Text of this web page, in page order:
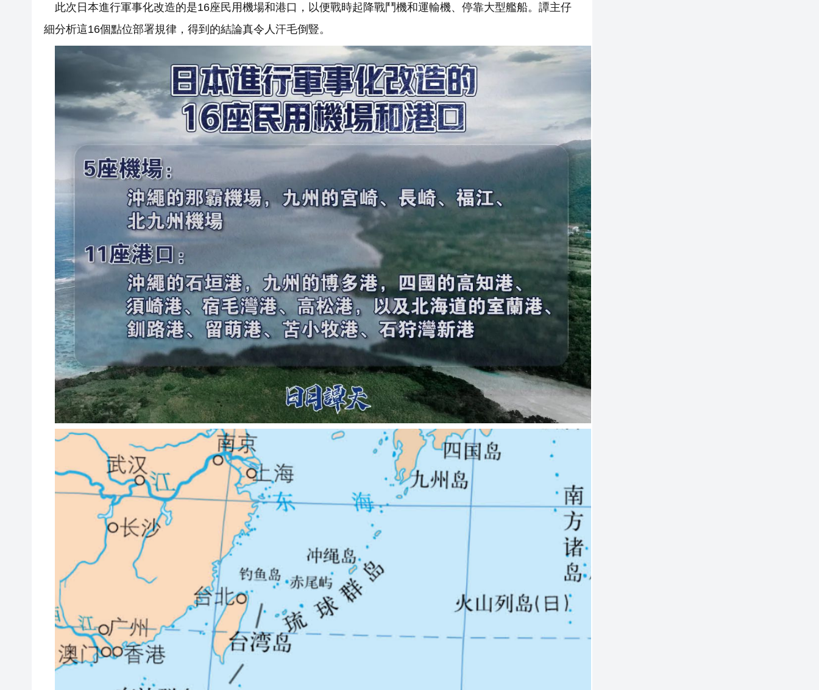
此次日本進行軍事化改造的是16座民用機場和港口，以便戰時起降戰鬥機和運輸機、停靠大型艦船。譚主仔
細分析這16個點位部署規律，得到的結論真令人汗毛倒豎。